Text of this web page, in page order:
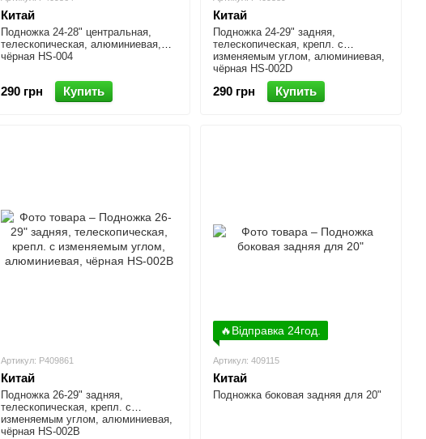
Китай
Подножка 24-28" центральная,
телескопическая, алюминиевая,
чёрная HS-004
290 грн Купить
Китай
Подножка 24-29" задняя,
телескопическая, крепл. с
изменяемым углом, алюминиевая,
чёрная HS-002D
290 грн Купить
Артикул: P409861
Китай
Подножка 26-29" задняя,
телескопическая, крепл. с
изменяемым углом, алюминиевая,
чёрная HS-002В
🔥Відправка 24год.
Артикул: 409115
Китай
Подножка боковая задняя для 20"